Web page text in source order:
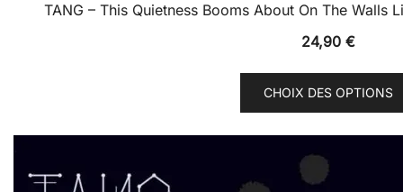
TANG – This Quietness Booms About On The Walls
24,90 €
CHOIX DES OPTIONS